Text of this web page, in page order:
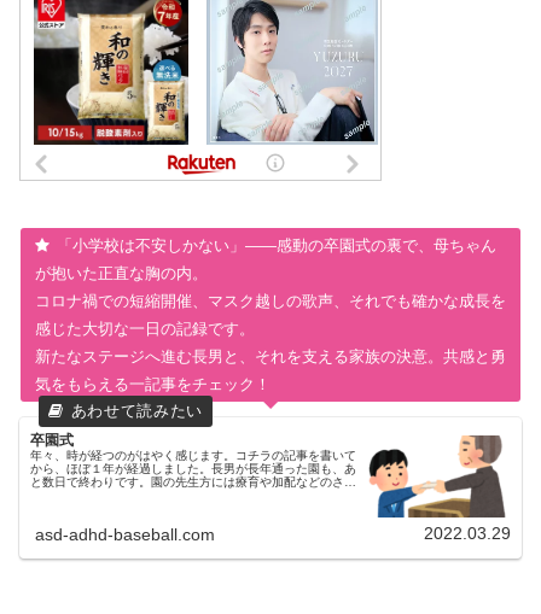
「小学校は不安しかない」――感動の卒園式の裏で、母ちゃん
が抱いた正直な胸の内。
コロナ禍での短縮開催、マスク越しの歌声、それでも確かな成長を
感じた大切な一日の記録です。
新たなステージへ進む長男と、それを支える家族の決意。共感と勇
気をもらえる一記事をチェック！
卒園式
年々、時が経つのがはやく感じます。コチラの記事を書いて
から、ほぼ１年が経過しました。長男が長年通った園も、あ
と数日で終わりです。園の先生方には療育や加配などのさま
asd-adhd-baseball.com 2022.03.29